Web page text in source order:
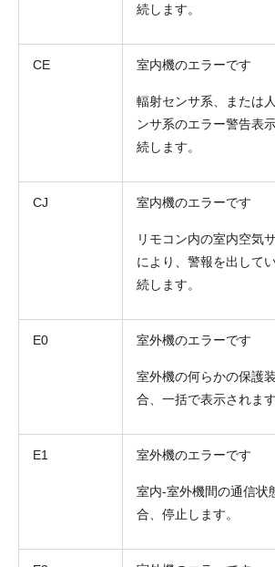
続します。
CE 室内機のエラーです
輻射センサ系、または
ンサ系のエラー警告表
続します。
CJ 室内機のエラーです
リモコン内の室内空気
により、警報を出して
続します。
E0 室外機のエラーです
室外機の何らかの保護
合、一括で表示されます
E1 室外機のエラーです
室内-室外機間の通信状
合、停止します。
お問合せ内容
機器お見積
ご相談
その他